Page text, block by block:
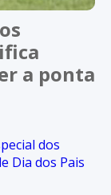
a ponta